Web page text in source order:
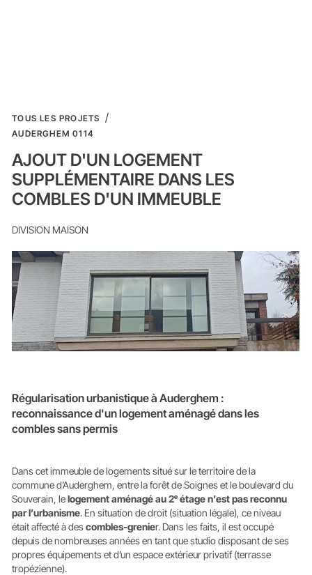
TOUS LES PROJETS
AUDERGHEM 0114
AJOUT D'UN LOGEMENT
SUPPLÉMENTAIRE DANS LES
COMBLES D'UN IMMEUBLE
DIVISION MAISON
Régularisation urbanistique à Auderghem :
reconnaissance d'un logement aménagé dans les
combles sans permis
Dans cet immeuble de logements situé sur le territoire de la
commune d’Auderghem, entre la forêt de Soignes et le boulevard du
Souverain, lelogement aménagé au 2ᵉ étage n’est pas reconnu
par l’urbanisme. En situation de droit (situation légale), ce niveau
était affecté à descombles-grenier. Dans les faits, il est occupé
depuis de nombreuses années en tant que studio disposant de ses
propres équipements et d’un espace extérieur privatif (terrasse
tropézienne).